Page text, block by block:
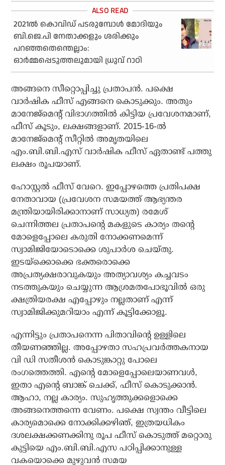
2021ല്‍ കൊവിഡ് പടരുമ്പോള്‍ മോദിയും
ബി.ജെ.പി നേതാക്കളും ശരിക്കും
പറഞ്ഞതെന്തെല്ലാം:
ഓര്‍മ്മപ്പെടുത്തലുമായി ധ്രുവ് റാഠി
അങ്ങനെ സീറ്റൊപ്പിച്ചു പ്രതാപന്‍. പക്ഷെ
വാര്‍ഷിക ഫീസ് എങ്ങനെ കൊടുക്കും. അതും
മാനേജ്മെന്റ് വിഭാഗത്തില്‍ കിട്ടിയ പ്രവേശനമാണ്,
ഫീസ് കൂടും, ലക്ഷങ്ങളാണ്. 2015-16-ല്‍
മാനേജ്മെന്റ് സീറ്റില്‍ അമൃതയിലെ
എം.ബി.ബി.എസ് വാര്‍ഷിക ഫീസ് ഏതാണ്ട് പത്തു
ലക്ഷം രൂപയാണ്.
ഹോസ്റ്റല്‍ ഫീസ് വേറെ. ഇപ്പോഴത്തെ പ്രതിപക്ഷ
നേതാവായ (പ്രവേശന സമയത്ത് ആഭ്യന്തര
മന്ത്രിയായിരിക്കാനാണ് സാധ്യത) രമേശ്
ചെന്നിത്തല പ്രതാപന്റെ മകളുടെ കാര്യം തന്റെ
മോളെപ്പോലെ കരുതി നോക്കണമെന്ന്
സ്വാമിജിയോടൊക്കെ ശുപാര്‍ശ ചെയ്തു.
ഇടയ്‌ക്കൊക്കെ ഭക്തരൊക്കെ
അപ്രത്യക്ഷരാവുകയും അത്യാവശ്യം കച്ചവടം
നടത്തുകയും ചെയ്യുന്ന ആശ്രമതപോഭൂവില്‍ ഒരു
ക്ഷത്രിയരക്ഷ എപ്പോഴും നല്ലതാണ് എന്ന്
സ്വാമിജിക്കുമറിയാം എന്ന് കൂട്ടിക്കോളൂ.
എന്നിട്ടും പ്രതാപനെന്ന പിതാവിന്റെ ഉള്ളിലെ
തീയണഞ്ഞില്ല. അപ്പോഴതാ സഹപ്രവര്‍ത്തകനായ
വി ഡി സതീശന്‍ കൊടുങ്കാറ്റു പോലെ
രംഗത്തെത്തി. എന്റെ മോളെപ്പോലെയാണവള്‍,
ഇതാ എന്റെ ബാങ്ക് ചെക്ക്, ഫീസ് കൊടുക്കാന്‍.
ആഹാ, നല്ല കാര്യം. സുഹൃത്തുക്കളൊക്കെ
അങ്ങനെത്തന്നെ വേണം. പക്ഷെ സ്വന്തം വീട്ടിലെ
കാര്യമൊക്കെ നോക്കിക്കഴിഞ്, ഇത്രയധികം
ദശലക്ഷക്കണക്കിനു രൂപ ഫീസ് കൊടുത്ത് മറ്റൊരു
കുട്ടിയെ എം.ബി.ബി.എസ പഠിപ്പിക്കാനുള്ള
വകയൊക്കെ മുഴുവന്‍ സമയ